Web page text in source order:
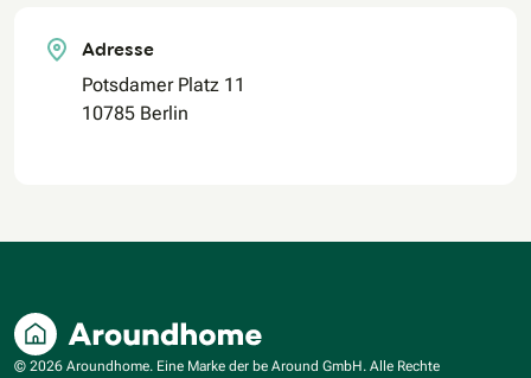
Adresse
Potsdamer Platz 11
10785 Berlin
© 2026 Aroundhome. Eine Marke der be Around GmbH. Alle Rechte